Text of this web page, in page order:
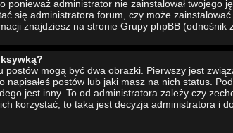
administrator nie zainstalował twojego
się administratora forum, czy może
znajdziesz na stronie Grupy phpBB (odnośnik
postów mogą być dwa obrazki. Pierwszy jest
napisałeś postów lub jaki masz na nich status.
jest inny. To od administratora zależy czy
korzystać, to taka jest decyzja administratora i